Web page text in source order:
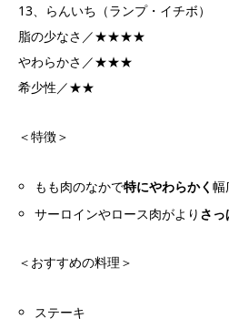
13、らんいち（ランプ・イチボ）
脂の少なさ／★★★★
やわらかさ／★★★
希少性／★★
＜特徴＞
もも肉のなかで特にやわらかく幅
サーロインやロース肉がより さっ
＜おすすめの料理＞
ステーキ